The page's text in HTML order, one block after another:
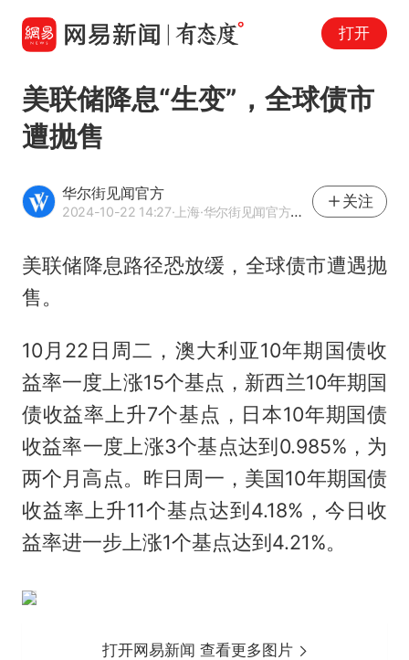
打开
美联储降息“生变”，全球债市
遭抛售
华尔街见闻官方
2024-10-22 14:27·上海·华尔街见闻官方网易号
关注
美联储降息路径恐放缓，全球债市遭遇抛
售。
10月22日周二，澳大利亚10年期国债收
益率一度上涨15个基点，新西兰10年期国
债收益率上升7个基点，日本10年期国债
收益率一度上涨3个基点达到0.985%，为
两个月高点。昨日周一，美国10年期国债
收益率上升11个基点达到4.18%，今日收
益率进一步上涨1个基点达到4.21%。
打开网易新闻 查看更多图片